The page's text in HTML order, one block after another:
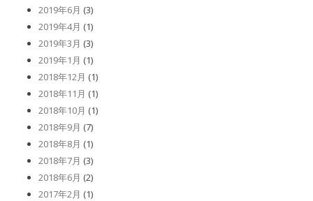
2019年6月 (3)
2019年4月 (1)
2019年3月 (3)
2019年1月 (1)
2018年12月 (1)
2018年11月 (1)
2018年10月 (1)
2018年9月 (7)
2018年8月 (1)
2018年7月 (3)
2018年6月 (2)
2017年2月 (1)